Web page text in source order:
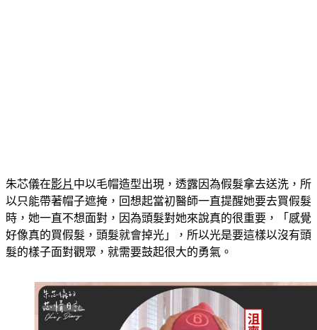
朱芯儀在影片 中以毛帽造型出現，透露因為假髮拿去送洗，所
以只能帶著帽子遮掩，回想起當初醫師一直提醒她要去買假髮
時，她一直不想面對，因為頭髮對她來說真的很重要，「感覺
好像真的買假髮，頭髮就會掉光」，所以光是要這樣以沒有頭
髮的樣子面對觀眾，就需要鼓起很大的勇氣。